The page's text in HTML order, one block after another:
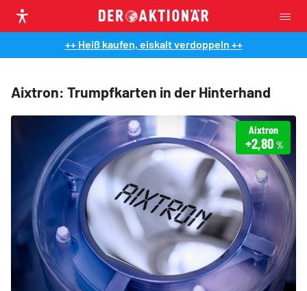
++ Heiß kaufen, eiskalt verdoppeln ++
Aixtron: Trumpfkarten in der Hinterhand
Aixtron
+2,80 %